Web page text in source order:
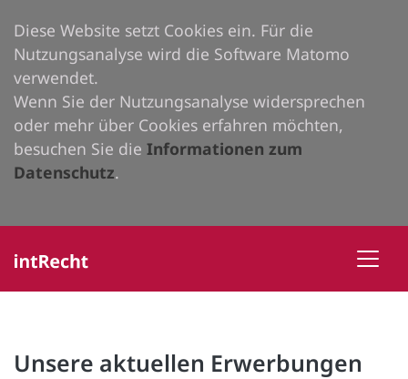
Diese Website setzt Cookies ein. Für die
Nutzungsanalyse wird die Software Matomo
verwendet.
Wenn Sie der Nutzungsanalyse widersprechen
oder mehr über Cookies erfahren möchten,
besuchen Sie die Informationen zum
Datenschutz.
Unsere aktuellen Erwerbungen